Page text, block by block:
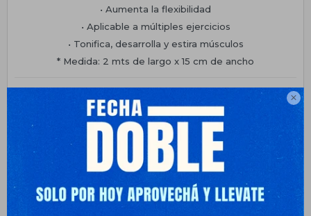

• Aumenta la flexibilidad
• Aplicable a múltiples ejercicios
• Tonifica, desarrolla y estira músculos
* Medida: 2 mts de largo x 15 cm de ancho
Planes de cuotas
Envíos
Medios de pago